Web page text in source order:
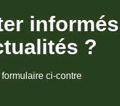
informés
?
ci-contre